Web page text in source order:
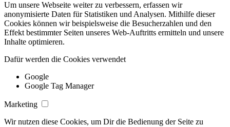
Um unsere Webseite weiter zu verbessern, erfassen wir
anonymisierte Daten für Statistiken und Analysen. Mithilfe dieser
Cookies können wir beispielsweise die Besucherzahlen und den
Effekt bestimmter Seiten unseres Web-Auftritts ermitteln und unsere
Inhalte optimieren.
Dafür werden die Cookies verwendet
Google
Google Tag Manager
Marketing
Wir nutzen diese Cookies, um Dir die Bedienung der Seite zu